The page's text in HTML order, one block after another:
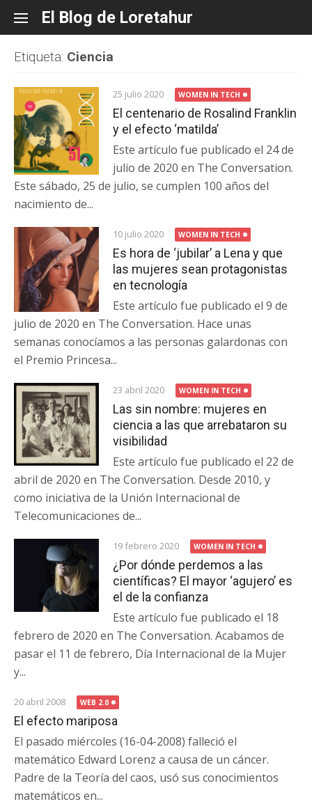
content
El Blog de Loretahur
Etiqueta: Ciencia
25 julio 2020 WOMEN IN TECH
El centenario de Rosalind Franklin
y el efecto ‘matilda’
Este artículo fue publicado el 24 de
julio de 2020 en The Conversation.
Este sábado, 25 de julio, se cumplen 100 años del
nacimiento de...
10 julio 2020 WOMEN IN TECH
Es hora de ‘jubilar’ a Lena y que
las mujeres sean protagonistas
en tecnología
Este artículo fue publicado el 9 de
julio de 2020 en The Conversation. Hace unas
semanas conocíamos a las personas galardonas con
el Premio Princesa...
23 abril 2020 WOMEN IN TECH
Las sin nombre: mujeres en
ciencia a las que arrebataron su
visibilidad
Este artículo fue publicado el 22 de
abril de 2020 en The Conversation. Desde 2010, y
como iniciativa de la Unión Internacional de
Telecomunicaciones de...
19 febrero 2020 WOMEN IN TECH
¿Por dónde perdemos a las
científicas? El mayor ‘agujero’ es
el de la confianza
Este artículo fue publicado el 18
febrero de 2020 en The Conversation. Acabamos de
pasar el 11 de febrero, Día Internacional de la Mujer
y...
20 abril 2008 WEB 2.0
El efecto mariposa
El pasado miércoles (16-04-2008) falleció el
matemático Edward Lorenz a causa de un cáncer.
Padre de la Teoría del caos, usó sus conocimientos
matemáticos en...